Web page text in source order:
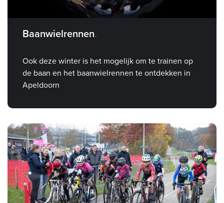
Baanwielrennen
Ook deze winter is het mogelijk om te trainen op
de baan en het baanwielrennen te ontdekken in
Apeldoorn